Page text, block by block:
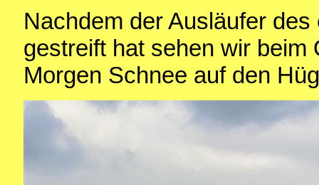
Nachdem der Ausläufer
gestreift hat sehen wir beim
Morgen Schnee auf den